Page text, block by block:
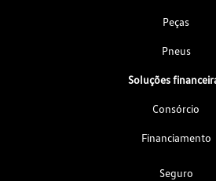
Peças
Pneus
Soluções
Consórcio
Financiamento
Seguro